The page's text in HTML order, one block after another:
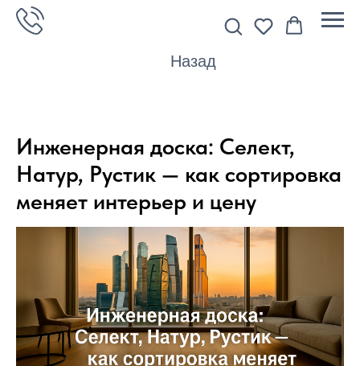
Назад
Инженерная доска: Селект,
Натур, Рустик — как сортировка
меняет интерьер и цену